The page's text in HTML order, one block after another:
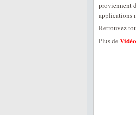
proviennent
applications
Retrouvez
Plus de